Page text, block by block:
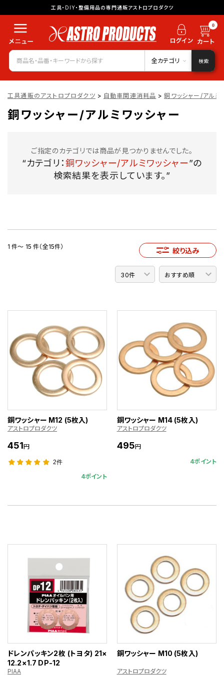
工具・DIY・整備用品の専門通販アストロプロダクツ
0
全カテゴリ 検索
工具通販のアストロプロダクツ > 自動車関連消耗品 > 銅ワッシャー/アルミ
銅ワッシャー/アルミワッシャー
ご指定のカテゴリでは商品が見つかりませんでした。
“カテゴリ：銅ワッシャー/アルミワッシャー”の
検索結果を表示しています。”
1 件～ 15 件（全15件） 絞り込み
銅ワッシャー M12 (5枚入)
アストロプロダクツ
451円
2件
4ポイント
銅ワッシャー M14 (5枚入)
アストロプロダクツ
495円
4ポイント
ドレンパッキン2枚 (トヨタ) 21×
12.2×1.7 DP-12
PIAA
銅ワッシャー M10 (5枚入)
アストロプロダクツ